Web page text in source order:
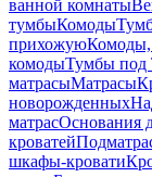
ванной комнаты
тумбыКомоды
прихожуюКомоды,
комодыТумбы под
матрасыМатрасы
новорожденных
матрасОснования
кроватей
шкафы-кровати